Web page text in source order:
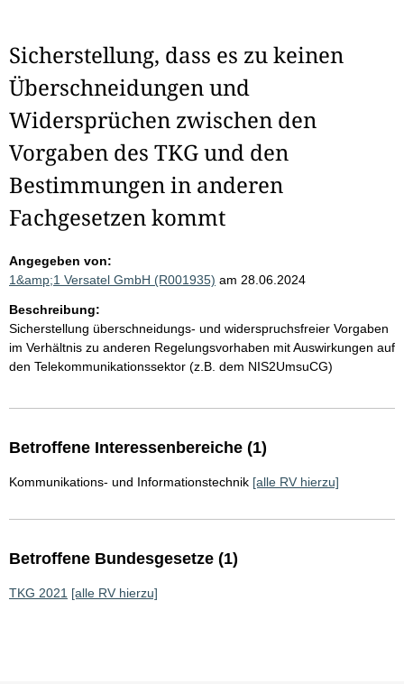
Sicherstellung, dass es zu keinen
Überschneidungen und
Widersprüchen zwischen den
Vorgaben des TKG und den
Bestimmungen in anderen
Fachgesetzen kommt
Angegeben von:
1&amp;1 Versatel GmbH (R001935) am 28.06.2024
Beschreibung:
Sicherstellung überschneidungs- und widerspruchsfreier Vorgaben
im Verhältnis zu anderen Regelungsvorhaben mit Auswirkungen auf
den Telekommunikationssektor (z.B. dem NIS2UmsuCG)
Betroffene Interessenbereiche (1)
Kommunikations- und Informationstechnik [alle RV hierzu]
Betroffene Bundesgesetze (1)
TKG 2021 [alle RV hierzu]